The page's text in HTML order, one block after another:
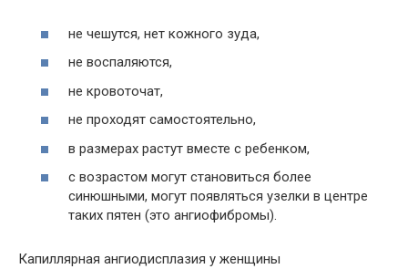
не чешутся, нет кожного зуда,
не воспаляются,
не кровоточат,
не проходят самостоятельно,
в размерах растут вместе с ребенком,
с возрастом могут становиться более
синюшными, могут появляться узелки в центре
таких пятен (это ангиофибромы).
Капиллярная ангиодисплазия у женщины